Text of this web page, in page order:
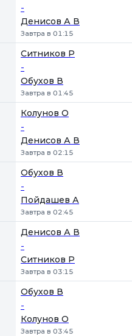
-
Денисов А В
Завтра в 01:15
Ситников Р
-
Обухов В
Завтра в 01:45
Колунов О
-
Денисов А В
Завтра в 02:15
Обухов В
-
Пойдашев А
Завтра в 02:45
Денисов А В
-
Ситников Р
Завтра в 03:15
Обухов В
-
Колунов О
Завтра в 03:45